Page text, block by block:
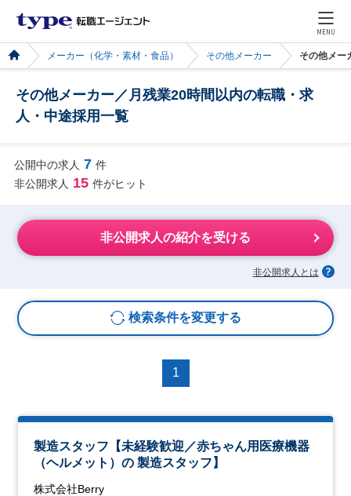
MENU
メーカー（化学・素材・食品） その他メーカー その他メー
その他メーカー／月残業20時間以内の転職・求
人・中途採用一覧
公開中の求人 7 件
非公開求人 15 件がヒット
非公開求人の紹介を受ける
非公開求人とは
検索条件を変更する
1
製造スタッフ【未経験歓迎／赤ちゃん用医療機器
（ヘルメット）の 製造スタッフ】
株式会社Berry